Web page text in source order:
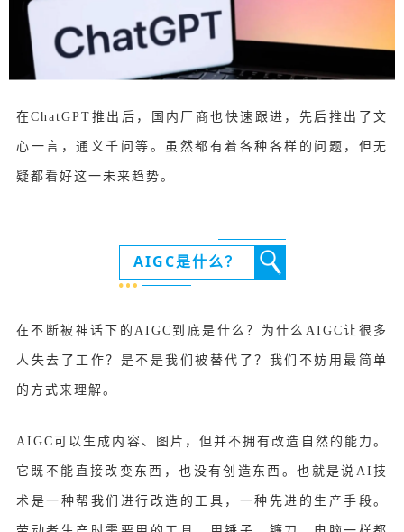
在ChatGPT推出后，国内厂商也快速跟进，先后推出了文
心一言，通义千问等。虽然都有着各种各样的问题，但无
疑都看好这一未来趋势。
AIGC是什么？
在不断被神话下的AIGC到底是什么？ 为什么AIGC让很多
人失去了工作？ 是不是我们被替代了？ 我们不妨用最简单
的方式来理解。
AIGC可以生成内容、图片，但并不拥有改造自然的能力。
它既不能直接改变东西，也没有创造东西。也就是说AI技
术是一种帮我们进行改造的工具，一种先进的生产手段。